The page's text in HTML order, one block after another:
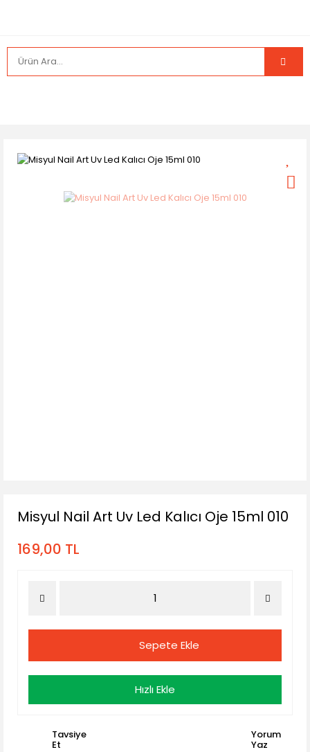
Misyul Nail Art Uv Led Kalıcı Oje 15ml 010
169,00 TL
Sepete Ekle
Hızlı Ekle
Tavsiye
Et
Yorum
Yaz